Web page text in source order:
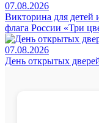
07.08.2026
Викторина для детей
флага России «Три
07.08.2026
День открытых